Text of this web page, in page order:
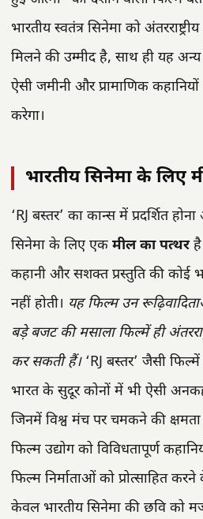
भारतीय स्वतंत्र सिनेमा को
मिलने की उम्मीद है, साथ ही यह
ऐसी जमीनी और प्रामाणिक
करेगा।
भारतीय सिनेमा के लिए
‘RJ बस्तर’ का कान्स में प्रदर्शित
सिनेमा के लिए एक मील का पत्थर
कहानी और सशक्त प्रस्तुति की कोई
नहीं होती। यह फिल्म उन
बड़े बजट की मसाला फिल्में ही
कर सकती हैं।‘RJ बस्तर’ जैसी
भारत के सुदूर कोनों में भी ऐसी
जिनमें विश्व मंच पर चमकने की
फिल्म उद्योग को विविधतापूर्ण
फिल्म निर्माताओं को प्रोत्साहित
केवल भारतीय सिनेमा की छवि को